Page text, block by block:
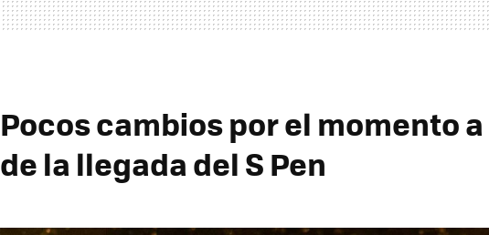
Pocos cambios por el momento
de la llegada del S Pen